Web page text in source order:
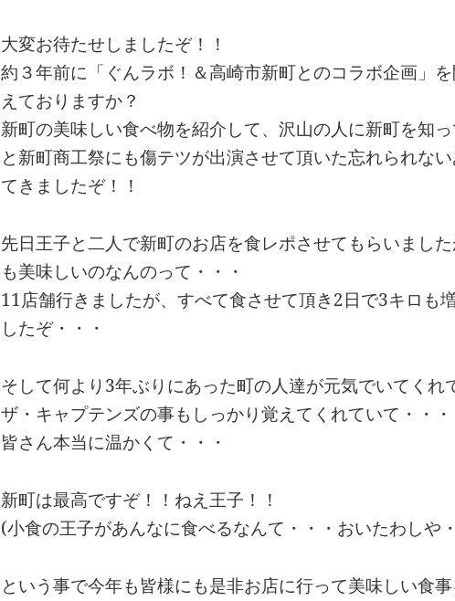
大変お待たせしましたぞ！！
約３年前に「ぐんラボ！＆高崎市新町とのコラボ企画」
えておりますか？
新町の美味しい食べ物を紹介して、沢山の人に新町を知
と新町商工祭にも傷テツが出演させて頂いた忘れられな
てきましたぞ！！
先日王子と二人で新町のお店を食レポさせてもらいまし
も美味しいのなんのって・・・
11店舗行きましたが、すべて食させて頂き2日で3キロも
したぞ・・・
そして何より3年ぶりにあった町の人達が元気でいてくれ
ザ・キャプテンズの事もしっかり覚えてくれていて・・・
皆さん本当に温かくて・・・
新町は最高ですぞ！！ねえ王子！！
(小食の王子があんなに食べるなんて・・・おいたわしや
という事で今年も皆様にも是非お店に行って美味しい食